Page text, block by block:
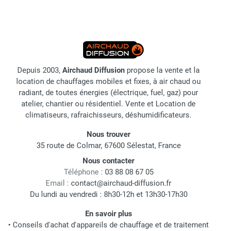
Depuis 2003, Airchaud Diffusion propose la vente et la
location de chauffages mobiles et fixes, à air chaud ou
radiant, de toutes énergies (électrique, fuel, gaz) pour
atelier, chantier ou résidentiel. Vente et Location de
climatiseurs, rafraichisseurs, déshumidificateurs.
Nous trouver
35 route de Colmar, 67600 Sélestat, France
Nous contacter
Téléphone : 03 88 08 67 05
Email : contact@airchaud-diffusion.fr
Du lundi au vendredi : 8h30-12h et 13h30-17h30
En savoir plus
• Conseils d'achat d'appareils de chauffage et de traitement